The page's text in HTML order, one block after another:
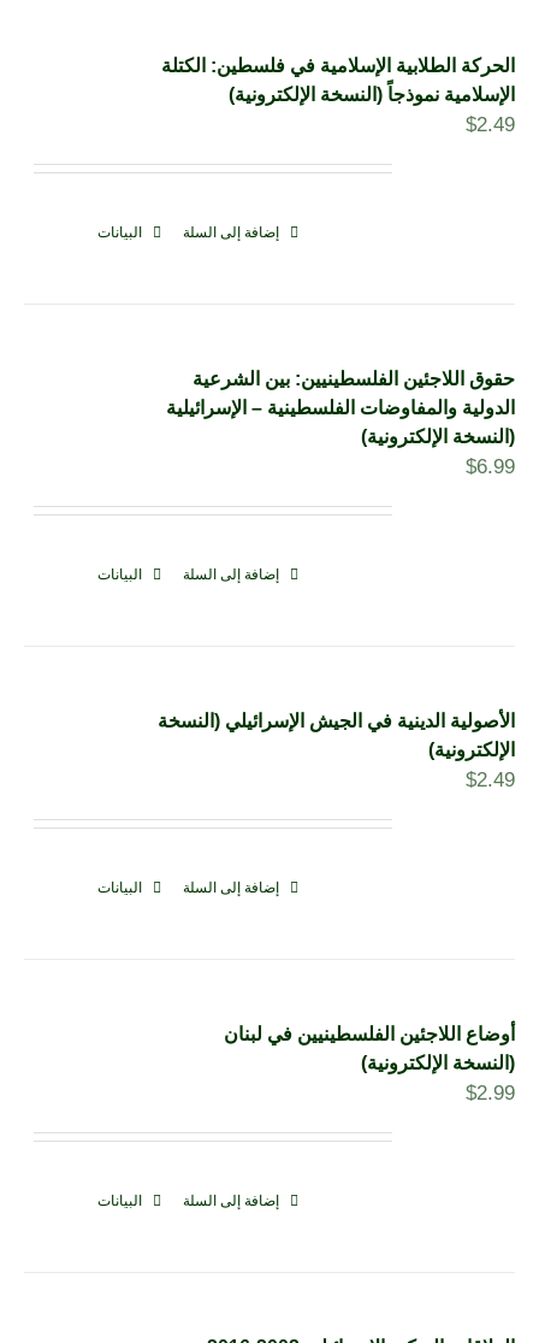
الحركة الطلابية الإسلامية في فلسطين: الكتلة
الإسلامية نموذجاً (النسخة الإلكترونية)
$2.49
إضافة إلى السلة البيانات
حقوق اللاجئين الفلسطينيين: بين الشرعية
الدولية والمفاوضات الفلسطينية – الإسرائيلية
(النسخة الإلكترونية)
$6.99
إضافة إلى السلة البيانات
الأصولية الدينية في الجيش الإسرائيلي (النسخة
الإلكترونية)
$2.49
إضافة إلى السلة البيانات
أوضاع اللاجئين الفلسطينيين في لبنان
(النسخة الإلكترونية)
$2.99
إضافة إلى السلة البيانات